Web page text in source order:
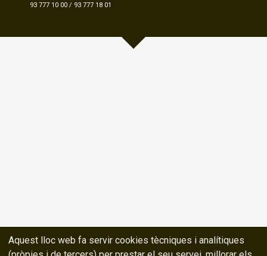
93 777 10 00 / 93 777 18 01
Aquest lloc web fa servir cookies tècniques i analítiques